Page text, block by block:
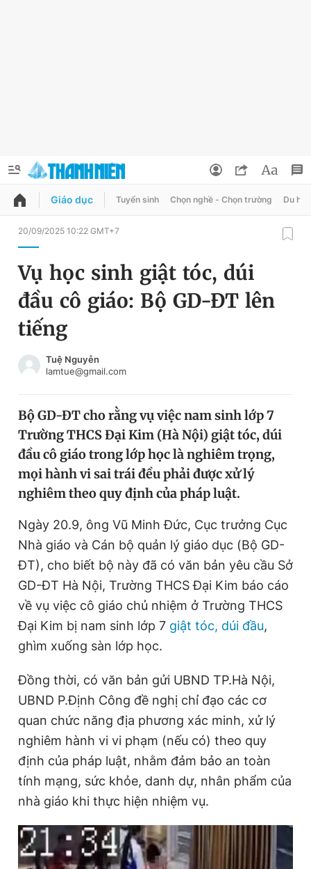
QUẢNG CÁO ĐẶT BÁO
Chuyên mục
Chuyên mục khác
Chào ngày mới
Video Magazine
Sản phẩm khác
Tiện ích Bạn cần biết
Thông tin tòa soạn Liên hệ quảng cáo
Đọc Thanh Niên trên điện thoại
Theo dõi báo trên
Hotline
0906 645 777
Liên hệ quảng cáo
0908 780 404
Đặt báo Quảng cáo RSS Tòa soạn Chính sách bảo
Đổi mật khẩu
Tin đã lưu
Tin đã xem
Đăng xuất
Giáo dục Tuyển sinh Chọn nghề - Chọn trường Du học
20/09/2025 10:22 GMT+7
Vụ học sinh giật tóc, dúi
đầu cô giáo: Bộ GD-ĐT lên
tiếng
Tuệ Nguyễn
lamtue@gmail.com
Bộ GD-ĐT cho rằng vụ việc nam sinh lớp 7
Trường THCS Đại Kim (Hà Nội) giật tóc, dúi
đầu cô giáo trong lớp học là nghiêm trọng,
mọi hành vi sai trái đều phải được xử lý
nghiêm theo quy định của pháp luật.
Ngày 20.9, ông Vũ Minh Đức, Cục trưởng Cục
Nhà giáo và Cán bộ quản lý giáo dục (Bộ GD-
ĐT), cho biết bộ này đã có văn bản yêu cầu Sở
GD-ĐT Hà Nội, Trường THCS Đại Kim báo cáo
về vụ việc cô giáo chủ nhiệm ở Trường THCS
Đại Kim bị nam sinh lớp 7 giật tóc, dúi đầu,
ghìm xuống sàn lớp học.
Đồng thời, có văn bản gửi UBND TP.Hà Nội,
UBND P.Định Công đề nghị chỉ đạo các cơ
quan chức năng địa phương xác minh, xử lý
nghiêm hành vi vi phạm (nếu có) theo quy
định của pháp luật, nhằm đảm bảo an toàn
tính mạng, sức khỏe, danh dự, nhân phẩm của
nhà giáo khi thực hiện nhiệm vụ.